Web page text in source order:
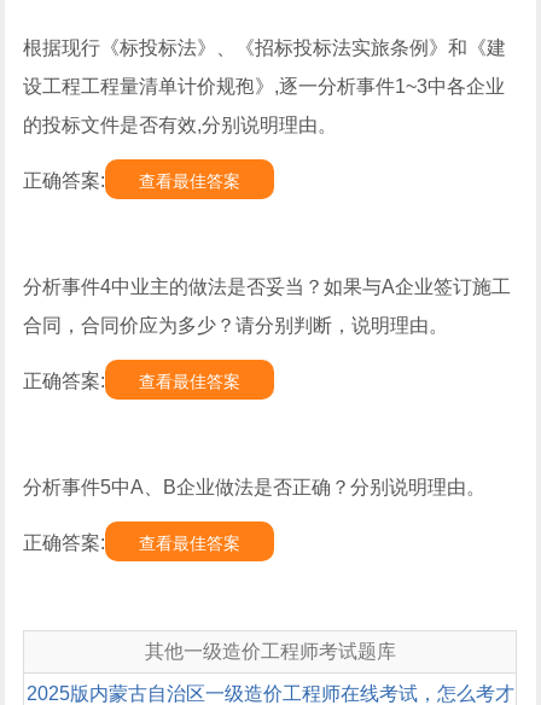
根据现行《标投标法》、《招标投标法实旅条例》和《建
设工程工程量清单计价规孢》,逐一分析事件1~3中各企业
的投标文件是否有效,分别说明理由。
正确答案: 查看最佳答案
分析事件4中业主的做法是否妥当？如果与A企业签订施工
合同，合同价应为多少？请分别判断，说明理由。
正确答案: 查看最佳答案
分析事件5中A、B企业做法是否正确？分别说明理由。
正确答案: 查看最佳答案
其他一级造价工程师考试题库
2025版内蒙古自治区一级造价工程师在线考试，怎么考才